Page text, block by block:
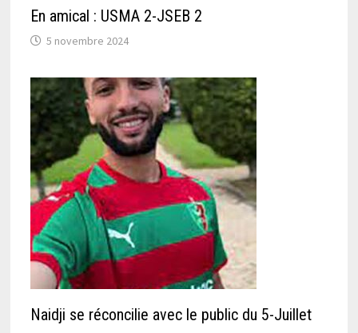
En amical : USMA 2-JSEB 2
5 novembre 2024
Naidji se réconcilie avec le public du 5-Juillet